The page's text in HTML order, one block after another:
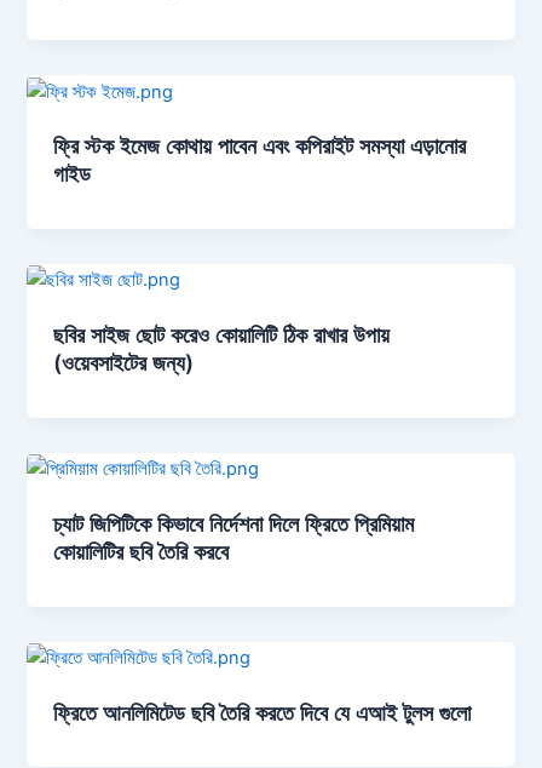
ফ্রি স্টক ইমেজ কোথায় পাবেন এবং কপিরাইট সমস্যা এড়ানোর
গাইড
ছবির সাইজ ছোট করেও কোয়ালিটি ঠিক রাখার উপায়
(ওয়েবসাইটের জন্য)
চ্যাট জিপিটিকে কিভাবে নির্দেশনা দিলে ফ্রিতে প্রিমিয়াম
কোয়ালিটির ছবি তৈরি করবে
ফ্রিতে আনলিমিটেড ছবি তৈরি করতে দিবে যে এআই টুলস গুলো